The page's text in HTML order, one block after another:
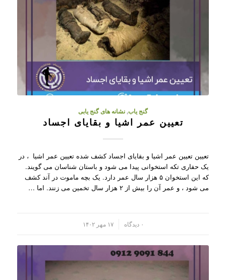
گنج یاب,نشانه های گنج یابی
تعیین عمر اشیا و بقایای اجساد
تعیین تعیین عمر اشیا و بقایای اجساد کشف شده تعیین عمر اشیا ، در
یک حفاری تکه استخوانی پیدا می شود و باستان شناسان می گویند.
که این استخوان ۵ هزار سال عمر دارد. یک بچه ماموت در آند کشف
می شود ، و عمر آن را بیش از ۲ هزار سال تخمین می زنند. اما …
۰ دیدگاه ۱۷ مهر ۱۴۰۲